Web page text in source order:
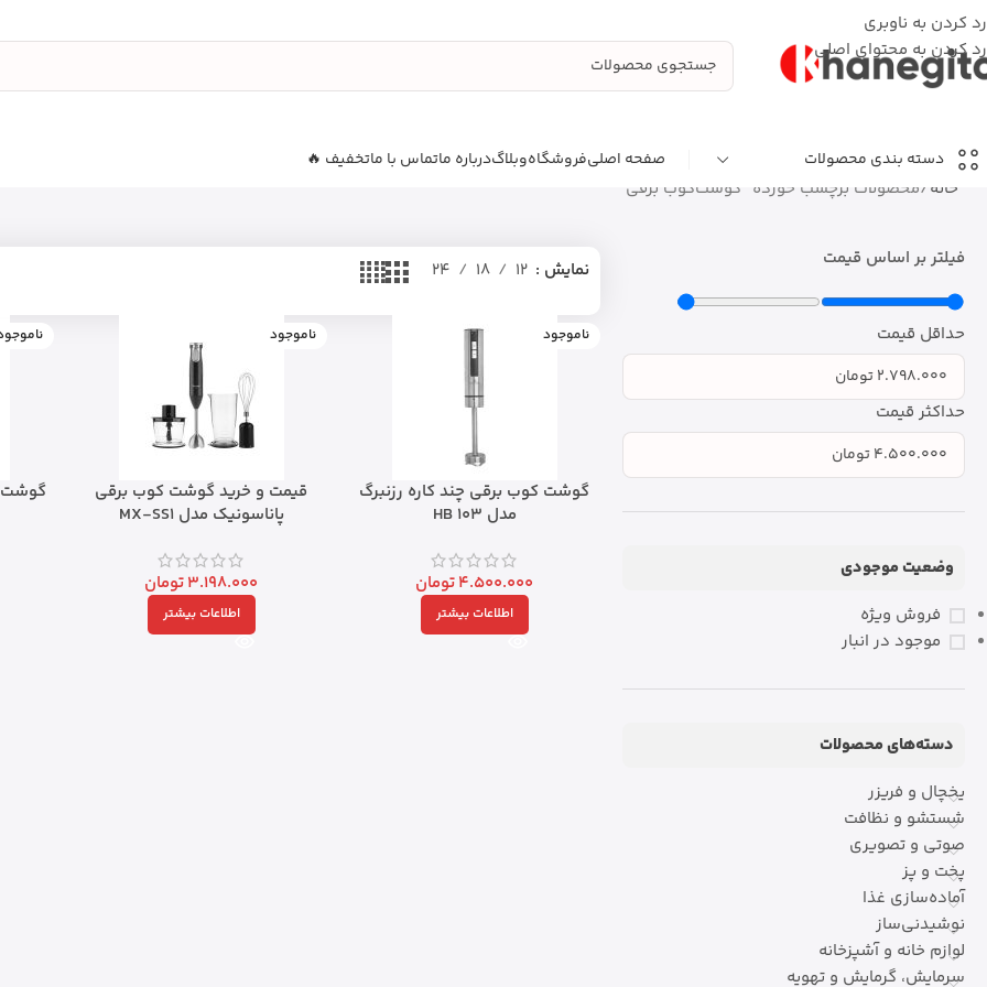
رد کردن به ناوبری
رد کردن به محتوای اصلی
دسته بندی محصولات صفحه اصلیفروشگاهوبلاگدرباره ماتماس با ماتخفیف 🔥
خانه محصولات برچسب خورده “گوشت‌کوب برقی”
فیلتر بر اساس قیمت
حداقل قیمت
حداکثر قیمت
وضعیت موجودی
فروش ویژه
موجود در انبار
دسته‌های محصولات
یخچال و فریزر
شستشو و نظافت
صوتی و تصویری
پخت و پز
آماده‌سازی غذا
نوشیدنی‌ساز
لوازم خانه و آشپزخانه
سرمایش، گرمایش و تهویه
نمایش 12
18
24
ناموجود
گوشت کوب برقی چند کاره رزنبرگ
مدل HB 103
4.500.000تومان
اطلاعات بیشتر
ناموجود
قیمت و خرید گوشت کوب برقی
پاناسونیک مدل MX-SS1
3.198.000تومان
اطلاعات بیشتر